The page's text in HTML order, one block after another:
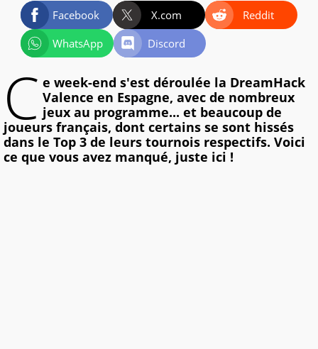
Facebook X.com
Reddit
WhatsApp
Discord
C e week-end s'est déroulée la DreamHack
Valence en Espagne, avec de nombreux
jeux au programme... et beaucoup de
joueurs français, dont certains se sont hissés
dans le Top 3 de leurs tournois respectifs. Voici
ce que vous avez manqué, juste ici !